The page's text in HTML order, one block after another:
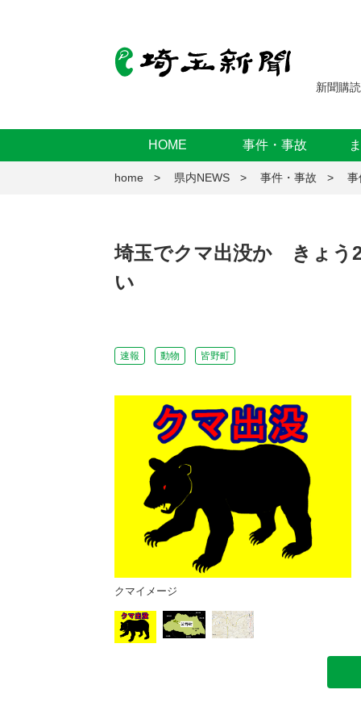
新聞購読
HOME 事件・事故
home 県内NEWS 事件・事故 事
埼玉でクマ出没か きょう
い
速報 動物 皆野町
クマイメージ